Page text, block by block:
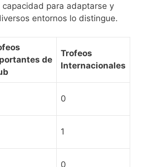
capacidad para adaptarse y
entornos lo distingue.
de
Trofeos
Internacionales
0
1
0